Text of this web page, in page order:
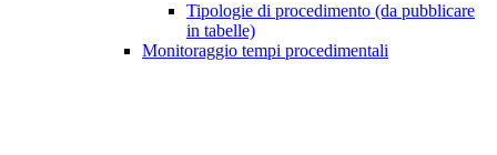
Tipologie di procedimento (da pubblicare
in tabelle)
Monitoraggio tempi procedimentali